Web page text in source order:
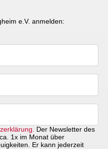
e.V. anmelden:
Der Newsletter des
1x im Monat über
Er kann jederzeit